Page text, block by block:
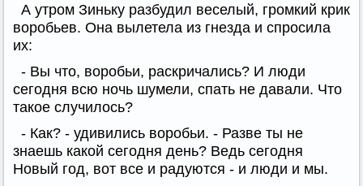
А утром Зиньку разбудил веселый, громкий крик
воробьев. Она вылетела из гнезда и спросила
их:
- Вы что, воробьи, раскричались? И люди
сегодня всю ночь шумели, спать не давали. Что
такое случилось?
- Как? - удивились воробьи. - Разве ты не
знаешь какой сегодня день? Ведь сегодня
Новый год, вот все и радуются - и люди и мы.